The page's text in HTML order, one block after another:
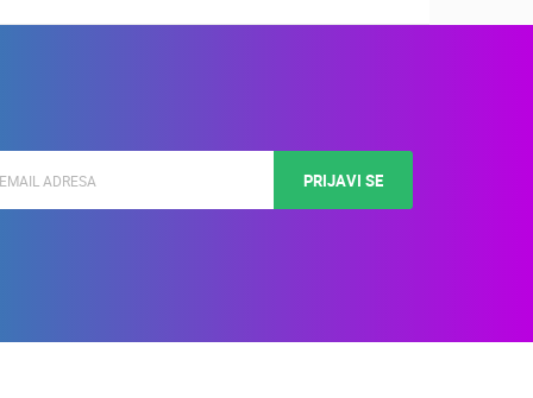
PRIJAVI SE